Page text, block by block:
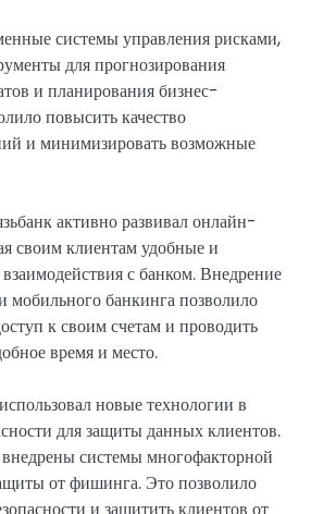
системы управления рисками,
для прогнозирования
и планирования бизнес-
повысить качество
и минимизировать возможные
активно развивал онлайн-
своим клиентам удобные и
с банком. Внедрение
мобильного банкинга позволило
к своим счетам и проводить
время и место.
новые технологии в
для защиты данных клиентов.
системы многофакторной
от фишинга. Это позволило